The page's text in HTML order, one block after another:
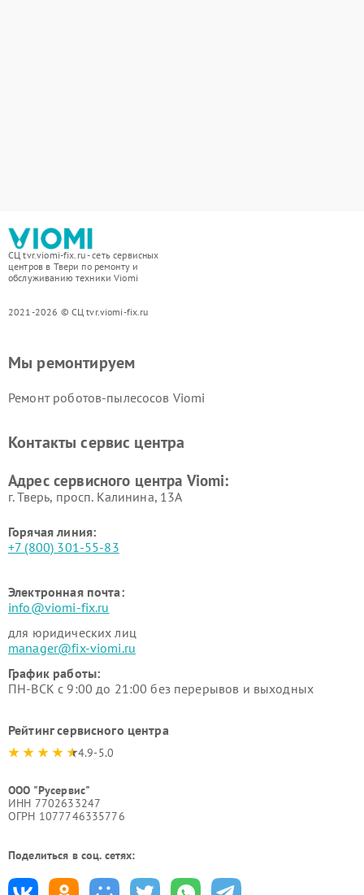
СЦ tvr.viomi-fix.ru - сеть сервисных
центров в Твери по ремонту и
обслуживанию техники Viomi
2021-2026 © СЦ tvr.viomi-fix.ru
Мы ремонтируем
Ремонт роботов-пылесосов Viomi
Контакты сервис центра
Адрес сервисного центра Viomi:
г. Тверь, просп. Калинина, 13А
Горячая линия:
+7 (800) 301-55-83
Электронная почта:
info@viomi-fix.ru
для юридических лиц
manager@fix-viomi.ru
График работы:
ПН-ВСК с 9:00 до 21:00 без перерывов и выходных
Рейтинг сервисного центра
4.9-5.0
ООО "Русервис"
ИНН 7702633247
ОГРН 1077746335776
Поделиться в соц. сетях: